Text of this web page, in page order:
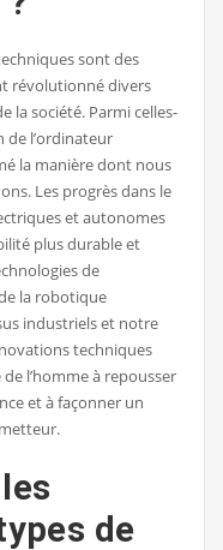
sont des
révolutionné divers
la société. Parmi celles-
de l’ordinateur
la manière dont nous
Les progrès dans le
et autonomes
plus durable et
de
la robotique
industriels et notre
techniques
l’homme à repousser
et à façonner un
de